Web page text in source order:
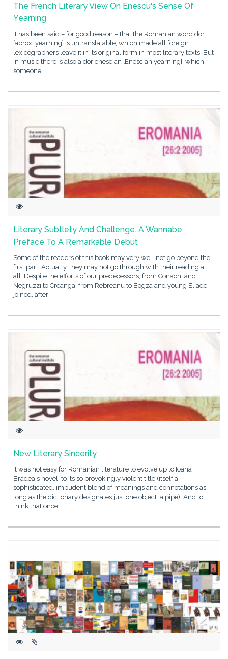
The French Literary View On Enescu's Sense Of
Yearning
It has been said – for good reason – that the Romanian word dor
[aprox. yearning] is untranslatable, which made all foreign
lexicographers leave it in its original form in most literary texts. But
in music there is also a dor enescian [Enescian yearning], which
someone
Literary Subtlety And Challenge. A Wannabe
Preface To A Remarkable Debut
Some of the readers of this book may very well not go beyond the
first part. Actually, they may not go through with their reading at
all. Despite the efforts of our predecessors, from Conachi and
Negruzzi to Creanga, from Rebreanu to Bogza and young Eliade,
joined, after
New Literary Sincerity
It was not easy for Romanian literature to evolve up to Ioana
Bradea's novel, to its so provokingly violent title (itself a
sophisticated, impudent blend of meanings and connotations as
long as the dictionary designates just one object: a pipe)! And to
think that once